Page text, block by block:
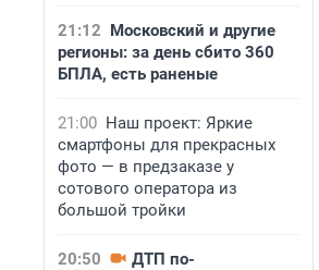
21:12 Московский и другие
регионы: за день сбито 360
БПЛА, есть раненые
21:00 Наш проект: Яркие
смартфоны для прекрасных
фото — в предзаказе у
сотового оператора из
большой тройки
20:50
ДТП по-